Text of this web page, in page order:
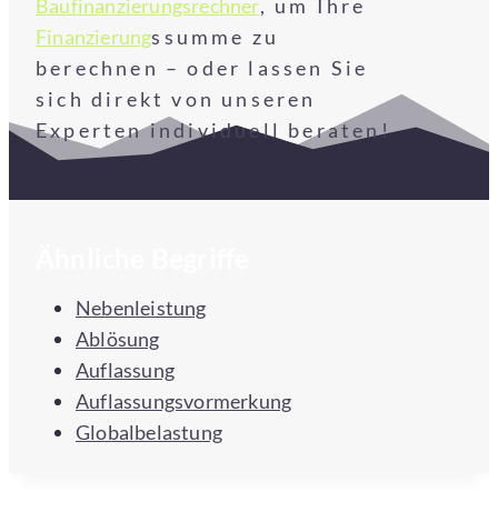
Baufinanzierungsrechner, um Ihre
Finanzierungssumme zu
berechnen – oder lassen Sie
sich direkt von unseren
Experten individuell beraten!
Nebenleistung
Ablösung
Auflassung
Auflassungsvormerkung
Globalbelastung